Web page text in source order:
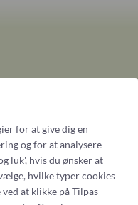
for at give dig en
og for at analysere
luk', hvis du ønsker at
hvilke typer cookies
at klikke på Tilpas